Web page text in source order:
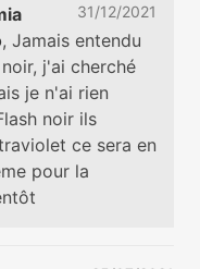
31/12/2021
, Jamais entendu
j'ai cherché
je n'ai rien
noir ils
ce sera en
pour la